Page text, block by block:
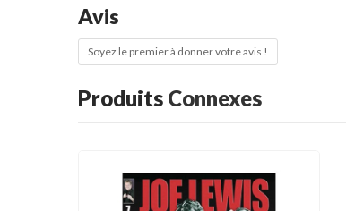
Avis
Soyez le premier à donner votre avis !
Produits Connexes